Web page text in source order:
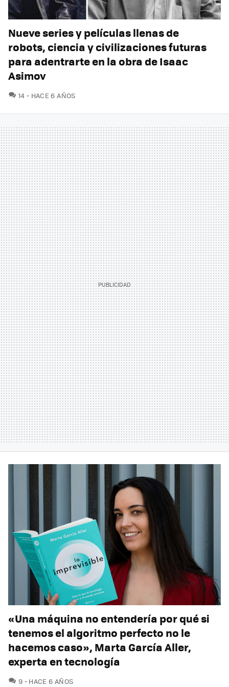
Nueve series y películas llenas de
robots, ciencia y civilizaciones futuras
para adentrarte en la obra de Isaac
Asimov
14 COMENTARIOS
HACE 6 AÑOS
«Una máquina no entendería por qué si
tenemos el algoritmo perfecto no le
hacemos caso», Marta García Aller,
experta en tecnología
9 COMENTARIOS
HACE 6 AÑOS